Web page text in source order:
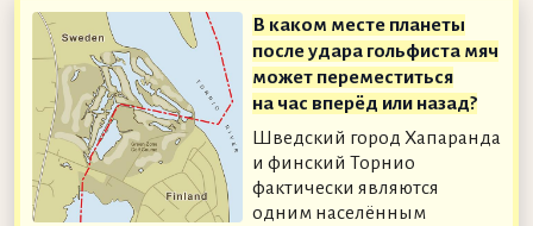
В каком месте планеты
после удара гольфиста мяч
может переместиться
на час вперёд или назад?
Шведский город Хапаранда
и финский Торнио
фактически являются
одним населённым